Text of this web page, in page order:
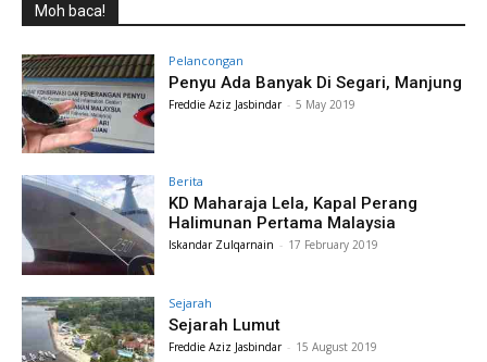
Moh baca!
Pelancongan
Penyu Ada Banyak Di Segari, Manjung
Freddie Aziz Jasbindar - 5 May 2019
Berita
KD Maharaja Lela, Kapal Perang
Halimunan Pertama Malaysia
Iskandar Zulqarnain - 17 February 2019
Sejarah
Sejarah Lumut
Freddie Aziz Jasbindar - 15 August 2019